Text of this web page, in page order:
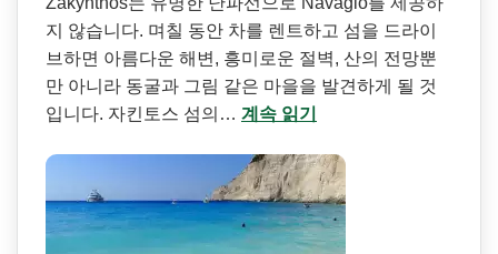
지 않습니다. 며칠 동안 차를 렌트하고 섬을 드라이
브하면 아름다운 해변, 흥미로운 절벽, 산의 전망뿐
만 아니라 동굴과 그림 같은 마을을 발견하게 될 것
입니다. 자킨토스 섬의… 계속 읽기